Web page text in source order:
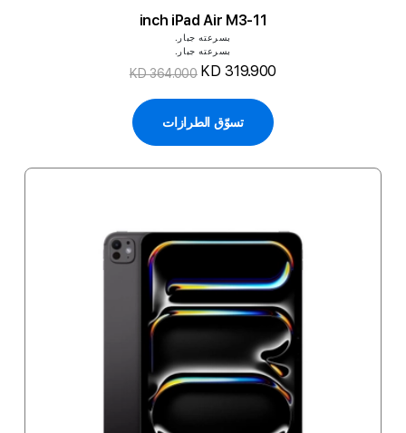
11-inch iPad Air M3
بسرعته جبار.
بسرعته جبار.
KD 319.900
KD 364.000
تسوّق الطرازات